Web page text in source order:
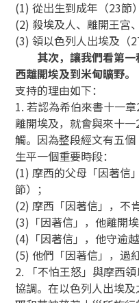
(1) 從出生到成年（23節）
(2) 殺埃及人、離開王宮
(3) 領以色列人出埃及（
其次，讓我們看第一
西離開埃及到米甸曠野。
支持的理由如下：
1. 若認為希伯來書十一
離開埃及，就會與來十
觸。因為整段經文有五
生平一個重要時段：
(1) 摩西的父母「因著信
節）；
(2) 摩西「因著信」，不
(3)「因著信」，他離開埃
(4)「因著信」，他守逾越
(5) 他們「因著信」，過
2. 「不怕王怒」與摩西
協調。在以色列人出埃